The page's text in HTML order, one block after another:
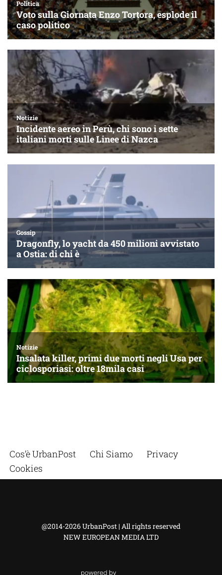
Cos’è UrbanPost Chi Siamo
Privacy
Cookies
@2014-2026 UrbanPost | All rights reserved
NEW EUROPEAN MEDIA LTD